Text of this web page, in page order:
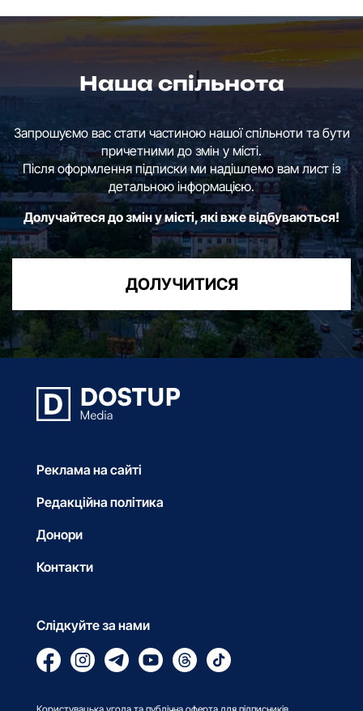
Наша спільнота
Запрошуємо вас стати частиною нашої спільноти та бути
причетними до змін у місті.
Після оформлення підписки ми надішлемо вам лист із
детальною інформацією.
Долучайтеся до змін у місті, які вже відбуваються!
ДОЛУЧИТИСЯ
Реклама на сайті
Редакційна політика
Донори
Контакти
Слідкуйте за нами